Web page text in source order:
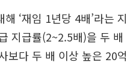
‘재임 1년당 4배’라는 지
지급률(2~2.5배)을 두 배
보다 두 배 이상 높은 20억